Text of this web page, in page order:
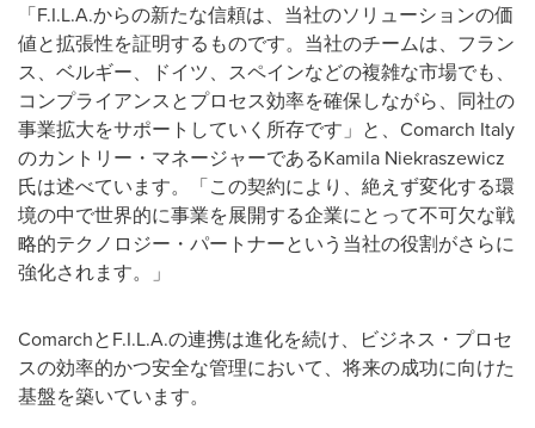
「F.I.L.A.からの新たな信頼は、当社のソリューションの価
値と拡張性を証明するものです。当社のチームは、フラン
ス、ベルギー、ドイツ、スペインなどの複雑な市場でも、
コンプライアンスとプロセス効率を確保しながら、同社の
事業拡大をサポートしていく所存です」と、Comarch Italy
のカントリー・マネージャーであるKamila Niekraszewicz
氏は述べています。「この契約により、絶えず変化する環
境の中で世界的に事業を展開する企業にとって不可欠な戦
略的テクノロジー・パートナーという当社の役割がさらに
強化されます。」
ComarchとF.I.L.A.の連携は進化を続け、ビジネス・プロセ
スの効率的かつ安全な管理において、将来の成功に向けた
基盤を築いています。